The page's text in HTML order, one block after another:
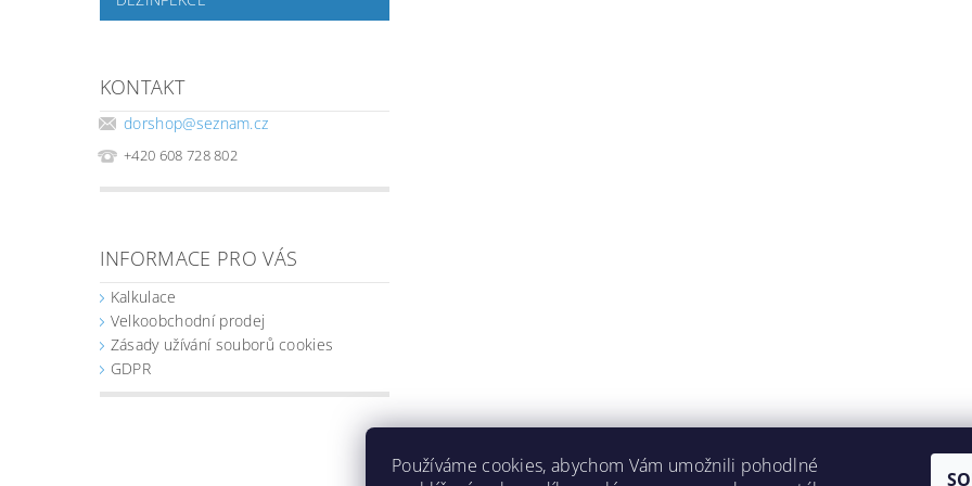
KONTAKT
dorshop@seznam.cz
+420 608 728 802
INFORMACE PRO VÁS
Kalkulace
Velkoobchodní prodej
Zásady užívání souborů cookies
GDPR
Používáme cookies, abychom Vám umožnili pohodlné